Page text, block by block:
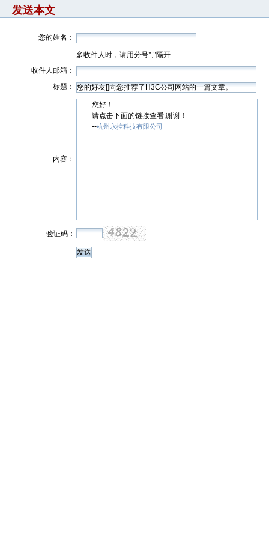
发送本文
您的姓名：
多收件人时，请用分号";"隔开
收件人邮箱：
标题：
内容：
您好！
请点击下面的链接查看,谢谢！
--杭州永控科技有限公司
验证码：